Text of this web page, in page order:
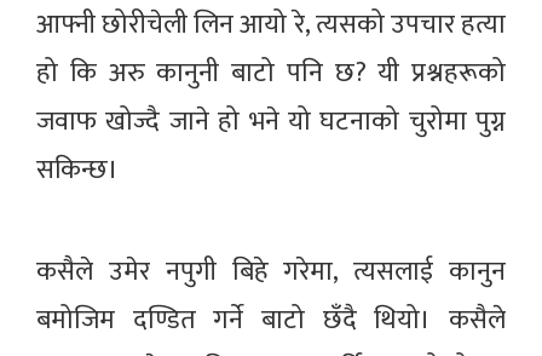
आफ्नी छोरीचेली लिन आयो रे, त्यसको उपचार हत्या
हो कि अरु कानुनी बाटो पनि छ? यी प्रश्नहरूको
जवाफ खोज्दै जाने हो भने यो घटनाको चुरोमा पुग्न
सकिन्छ।
कसैले उमेर नपुगी बिहे गरेमा, त्यसलाई कानुन
बमोजिम दण्डित गर्ने बाटो छँदै थियो। कसैले